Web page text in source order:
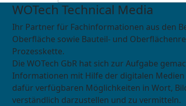
WOTech Technical Media
Ihr Partner für Fachinformationen aus den
Oberfläche sowie Bauteil- und
Prozesskette.
Die WOTech GbR hat sich zur Aufgabe
Informationen mit Hilfe der digitalen
dafür verfügbaren Möglichkeiten in Wort,
verständlich darzustellen und zu vermitteln.